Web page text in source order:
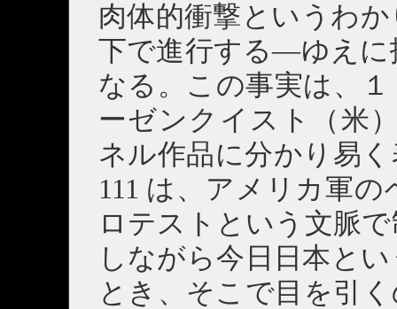
肉体的衝撃というわ
下で進行する―ゆえ
なる。この事実は、
ーゼンクイスト（米
ネル作品に分かり易
111 は、アメリカ軍
ロテストという文脈
しながら今日日本と
とき、そこで目を引